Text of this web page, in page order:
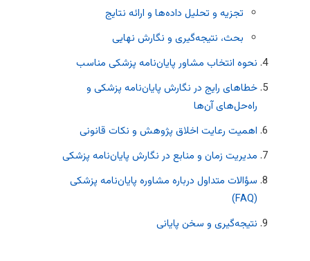
تجزیه و تحلیل داده‌ها و ارائه نتایج
بحث، نتیجه‌گیری و نگارش نهایی
نحوه انتخاب مشاور پایان‌نامه پزشکی مناسب
خطاهای رایج در نگارش پایان‌نامه پزشکی و
راه‌حل‌های آن‌ها
اهمیت رعایت اخلاق پژوهش و نکات قانونی
مدیریت زمان و منابع در نگارش پایان‌نامه پزشکی
سؤالات متداول درباره مشاوره پایان‌نامه پزشکی
(FAQ)
نتیجه‌گیری و سخن پایانی